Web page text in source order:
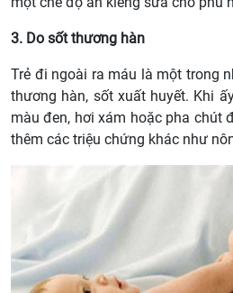
3. Do sốt thương hàn
Trẻ đi ngoài ra máu là một trong
thương hàn, sốt xuất huyết. Khi
màu đen, hơi xám hoặc pha chút
thêm các triệu chứng khác như